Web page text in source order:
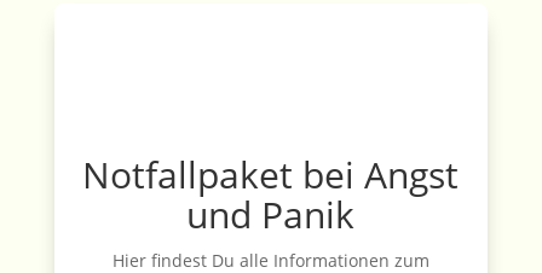
Notfallpaket bei Angst
und Panik
Hier findest Du alle Informationen zum